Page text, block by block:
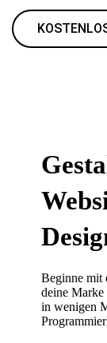
Beginne mit
deine
in wenigen